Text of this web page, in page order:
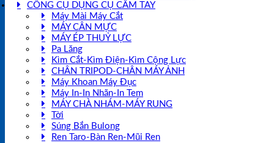
CÔNG CỤ DỤNG CỤ CẦM TAY
Máy Mài Máy Cắt
MÁY CÂN MỰC
MÁY ÉP THUỶ LỰC
Pa Lăng
Kìm Cắt-Kìm Điện-Kìm Cộng Lực
CHÂN TRIPOD-CHÂN MÁY ẢNH
Máy Khoan Máy Đục
Máy In-In Nhãn-In Tem
MÁY CHÀ NHÁM-MÁY RUNG
Tời
Súng Bắn Bulong
Ren Taro-Bàn Ren-Mũi Ren